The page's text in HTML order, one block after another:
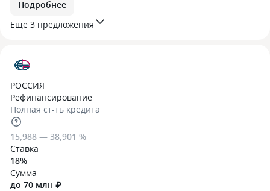
Подробнее
Ещё 3 предложения
РОССИЯ
Рефинансирование
Полная ст-ть кредита
15,988 — 38,901 %
Ставка
18%
Сумма
до 70 млн ₽